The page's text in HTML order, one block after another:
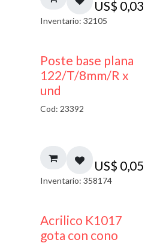
US$ 0,03
Inventario: 32105
Poste base plana
122/T/8mm/R x
und
Cod: 23392
US$ 0,05
Inventario: 358174
Acrilico K1017
gota con cono